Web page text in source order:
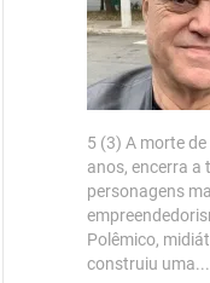
5 (3) A morte
anos, encerra a
personagens
Polêmico,
construiu uma...